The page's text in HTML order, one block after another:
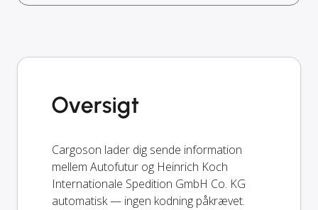
Oversigt
Cargoson lader dig sende information
mellem Autofutur og Heinrich Koch
Internationale Spedition GmbH Co. KG
automatisk — ingen kodning påkrævet.